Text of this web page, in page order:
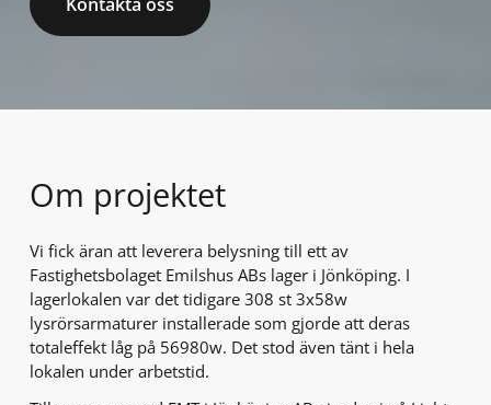
Om projektet
Vi fick äran att leverera belysning till ett av
Fastighetsbolaget Emilshus ABs lager i Jönköping. I
lagerlokalen var det tidigare 308 st 3x58w
lysrörsarmaturer installerade som gjorde att deras
totaleffekt låg på 56980w. Det stod även tänt i hela
lokalen under arbetstid.